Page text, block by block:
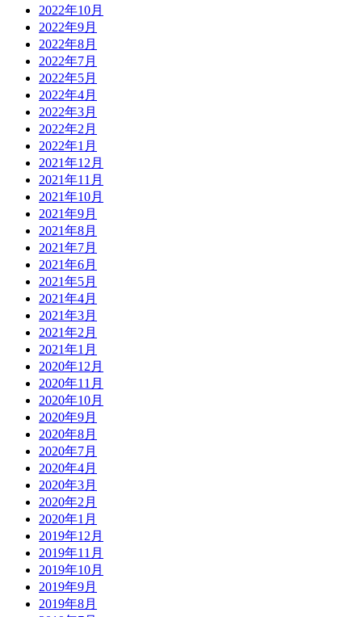
2022年10月
2022年9月
2022年8月
2022年7月
2022年5月
2022年4月
2022年3月
2022年2月
2022年1月
2021年12月
2021年11月
2021年10月
2021年9月
2021年8月
2021年7月
2021年6月
2021年5月
2021年4月
2021年3月
2021年2月
2021年1月
2020年12月
2020年11月
2020年10月
2020年9月
2020年8月
2020年7月
2020年4月
2020年3月
2020年2月
2020年1月
2019年12月
2019年11月
2019年10月
2019年9月
2019年8月